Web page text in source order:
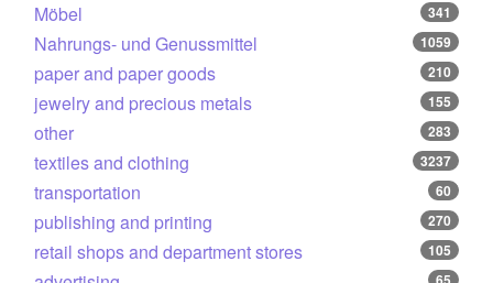
Möbel 341
Nahrungs- und Genussmittel 1059
paper and paper goods 210
jewelry and precious metals 155
other 283
textiles and clothing 3237
transportation 60
publishing and printing 270
retail shops and department stores 105